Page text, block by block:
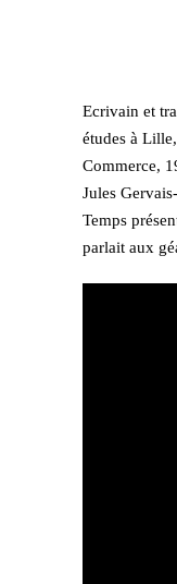
Ecrivain et
études à
Commerce,
Jules
Temps
parlait aux